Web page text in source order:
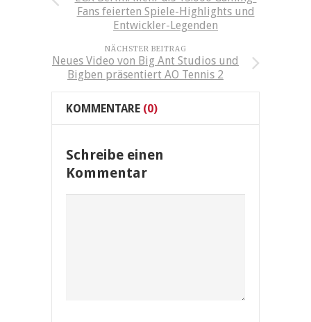
Fans feierten Spiele-Highlights und
Entwickler-Legenden
NÄCHSTER BEITRAG
Neues Video von Big Ant Studios und
Bigben präsentiert AO Tennis 2
KOMMENTARE (0)
Schreibe einen
Kommentar